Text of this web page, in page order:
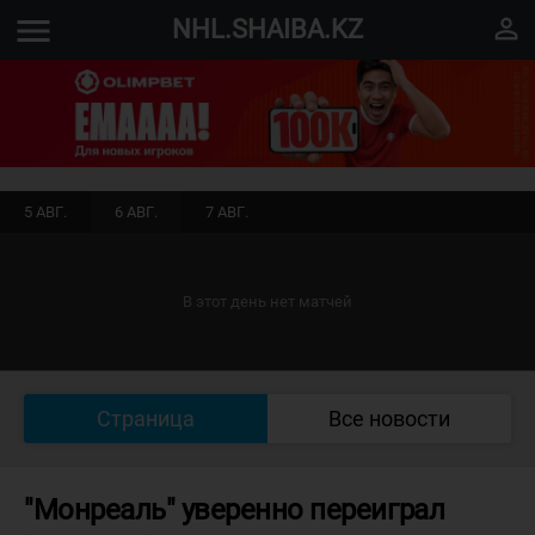
menu NHL.SHAIBA.KZ perm_identity
5 АВГ. 6 АВГ. 7 АВГ.
В этот день нет матчей
Страница Все новости
"Монреаль" уверенно переиграл